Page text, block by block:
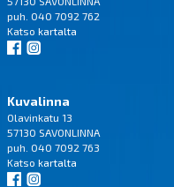
puh. 040 7092 762
Katso kartalta
Kuvalinna
Olavinkatu 13
57130 SAVONLINNA
puh. 040 7092 763
Katso kartalta